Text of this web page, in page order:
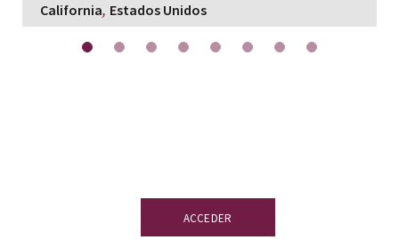
California, Estados Unidos
ACCEDER